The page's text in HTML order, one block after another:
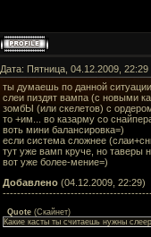
Дата: Пятница, 04.12.2009,
ты думаешь по данной
слеи пиздят вампа (с новыми
зомбЫ (или скелетов) с
то +им... во казарму со
воть мини балансировка=)
если система сложнее
тут уже вамп круче, но таверы
вот уже более-мение=)
Добавлено (04.12.2009, 22:29)
Quote (Скайнет)
Какие касты ты считаешь нужны